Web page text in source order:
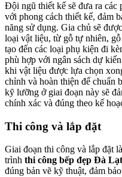
Đội ngũ thiết kế sẽ đưa ra các
với phong cách thiết kế, đảm
năng sử dụng. Gia chủ sẽ
loại vật liệu, từ gỗ tự nhiên,
tạo đến các loại phụ kiện đi
phù hợp với ngân sách dự
khi vật liệu được lựa chọn
chỉnh và hoàn thiện để chuẩn
kỹ lưỡng ở giai đoạn này sẽ
chính xác và đúng theo kế
Thi công và lắp đặt
Giai đoạn thi công và lắp đặt
trình thi công bếp đẹp Đà Lạt
đúng bản vẽ kỹ thuật, đảm